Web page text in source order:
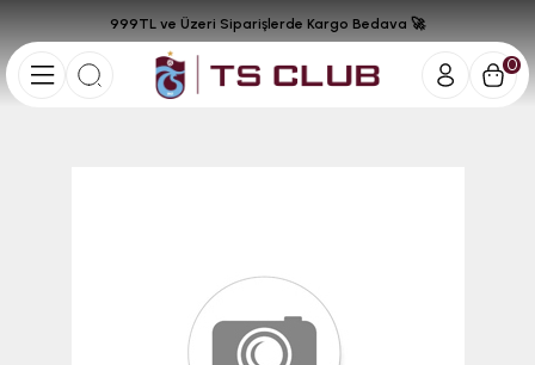
0
999TL ve Üzeri Siparişlerde Kargo Bedava 🚀